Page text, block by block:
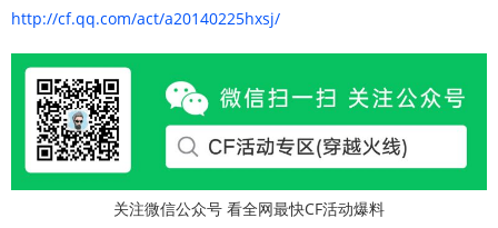
http://cf.qq.com/act/a20140225hxsj/
关注微信公众号 看全网最快CF活动爆料